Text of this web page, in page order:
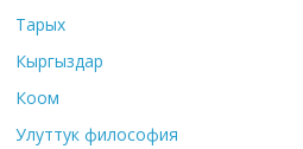
Тарых
Кыргыздар
Коом
Улуттук философия